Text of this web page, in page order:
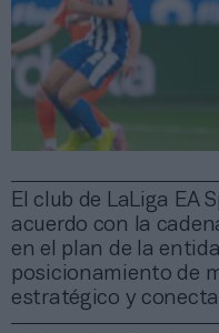
El club de LaLiga EA
acuerdo con la
en el plan de la
posicionamiento de
estratégico y